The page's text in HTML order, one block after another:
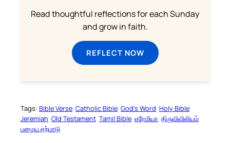
Read thoughtful reflections for each Sunday
and grow in faith.
REFLECT NOW
Tags: Bible Verse Catholic Bible God’s Word Holy Bible
Jeremiah Old Testament Tamil Bible எரேமியா திருவிவிலியம்
பழைய ஏற்பாடு